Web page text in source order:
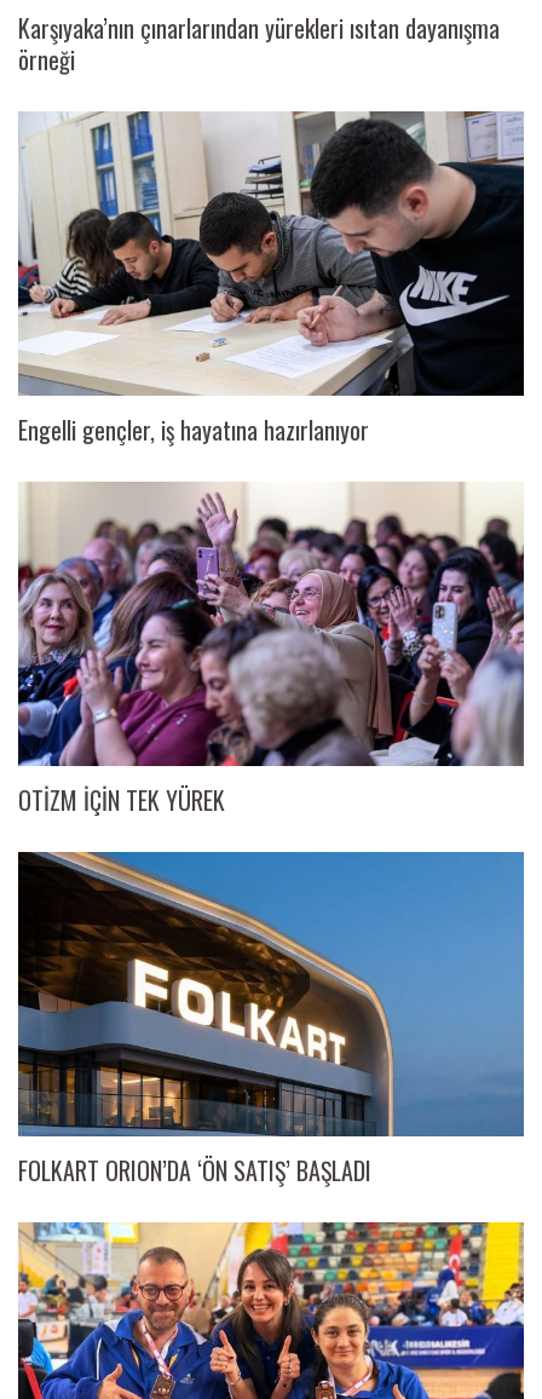
Karşıyaka’nın çınarlarından yürekleri ısıtan dayanışma
örneği
Engelli gençler, iş hayatına hazırlanıyor
OTİZM İÇİN TEK YÜREK
FOLKART ORION’DA ‘ÖN SATIŞ’ BAŞLADI